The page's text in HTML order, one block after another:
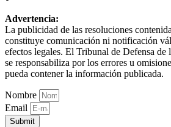
Advertencia:
La publicidad de las resoluciones
constituye comunicación ni notificación
efectos legales. El Tribunal de Defensa
se responsabiliza por los errores u
pueda contener la información publicada.
Nombre
Email
Submit